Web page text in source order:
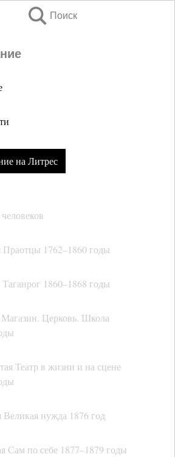
Поиск
на Литрес
Праотцы 1762–1860 годы
Таганрог 1860–1868 годы
Магазин. Церковь. Школа
Театр в жизни и на сцене
Великая нужда 1876 год
Сам по себе 1877–1879 годы